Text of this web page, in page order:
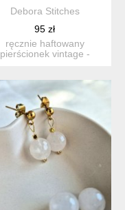
Debora Stitches
95 zł
ręcznie haftowany
pierścionek vintage -